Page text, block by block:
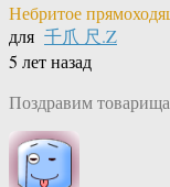
Небритое
для 千爪 尺.Z
5 лет назад
Поздравим